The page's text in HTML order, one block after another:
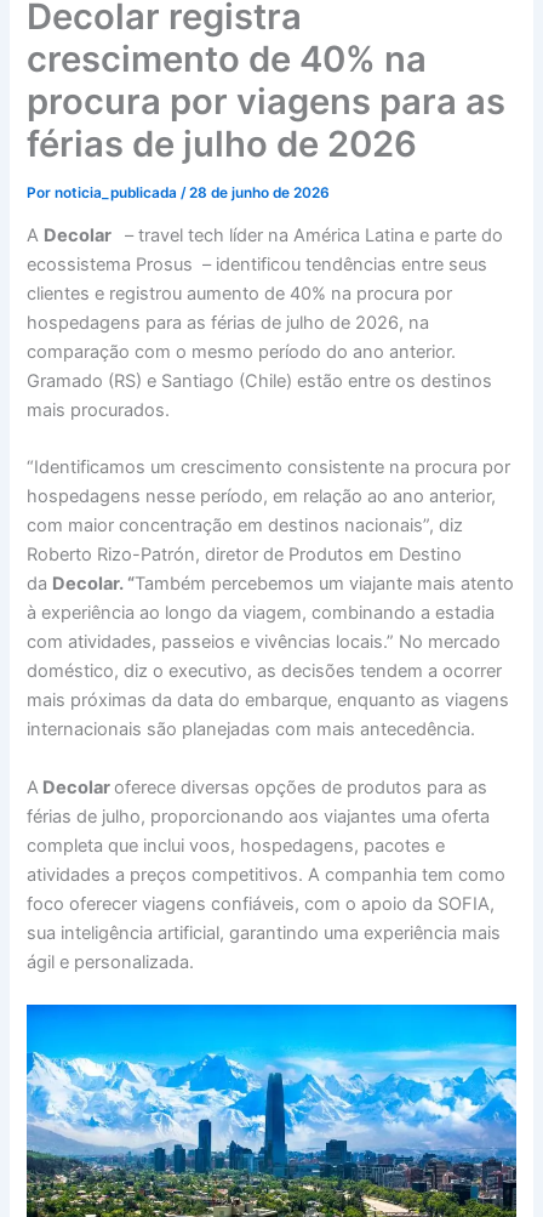
Decolar registra
crescimento de 40% na
procura por viagens para as
férias de julho de 2026
Pornoticia_publicada /28 de junho de 2026
A Decolar
– travel tech líder na América Latina e parte do
ecossistema Prosus – identificou tendências entre seus
clientes e registrou aumento de 40% na procura por
hospedagens para as férias de julho de 2026, na
comparação com o mesmo período do ano anterior.
Gramado (RS) e Santiago (Chile) estão entre os destinos
mais procurados.
“Identificamos um crescimento consistente na procura por
hospedagens nesse período, em relação ao ano anterior,
com maior concentração em destinos nacionais”, diz
Roberto Rizo-Patrón, diretor de Produtos em Destino
da Decolar. “Também percebemos um viajante mais atento
à experiência ao longo da viagem, combinando a estadia
com atividades, passeios e vivências locais.” No mercado
doméstico, diz o executivo, as decisões tendem a ocorrer
mais próximas da data do embarque, enquanto as viagens
internacionais são planejadas com mais antecedência.
A Decolaroferece diversas opções de produtos para as
férias de julho, proporcionando aos viajantes uma oferta
completa que inclui voos, hospedagens, pacotes e
atividades a preços competitivos. A companhia tem como
foco oferecer viagens confiáveis, com o apoio da SOFIA,
sua inteligência artificial, garantindo uma experiência mais
ágil e personalizada.